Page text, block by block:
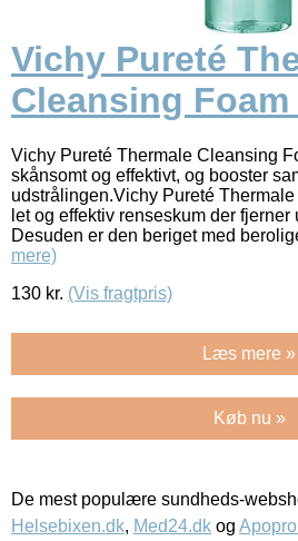
Vichy Pureté
Cleansing Foam
Vichy Pureté Thermale Cleansing
skånsomt og effektivt, og booster
udstrålingen.Vichy Pureté
let og effektiv renseskum der
Desuden er den beriget med
mere)
130 kr. (Vis fragtpris)
Læs mere »
Køb nu »
De mest populære sundheds-
Helsebixen.dk, Med24.dk og